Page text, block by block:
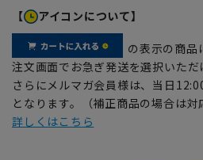
【 アイコンについて】
の表示の商品
注文画面でお急ぎ発送を選択いただ
さらにメルマガ会員様は、当日
となります。（補正商品の場合は対
詳しくはこちら